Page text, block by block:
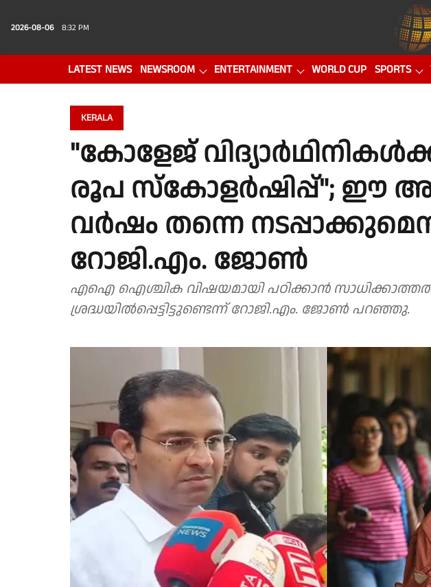
2026-08-06 8:32 PM
LATEST NEWS NEWSROOM ENTERTAINMENT WORLD CUP SPORTS
KERALA
"കോളേജ്
രൂപ സ്കോളർഷിപ്പ്"; ഈ
വർഷം തന്നെ
റോജി.എം. ജോൺ
എഐ ഐശ്ചിക വിഷയമായി പഠിക്കാൻ
ശ്രദ്ധയിൽപ്പെട്ടിട്ടുണ്ടെന്ന് റോജി.എം. ജോൺ പറഞ്ഞു.